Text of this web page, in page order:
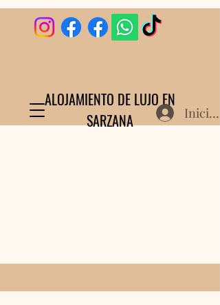
ALOJAMIENTO DE LUJO EN
SARZANA
Iniciar